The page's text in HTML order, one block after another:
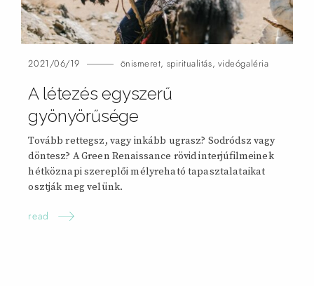
2021/06/19 önismeret, spiritualitás, videógaléria
A létezés egyszerű
gyönyörűsége
Tovább rettegsz, vagy inkább ugrasz? Sodródsz vagy
döntesz? A Green Renaissance rövid interjúfilmeinek
hétköznapi szereplői mélyreható tapasztalataikat
osztják meg velünk.
read